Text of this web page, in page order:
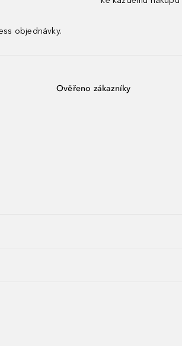
objednávky.
Ověřeno zákazníky